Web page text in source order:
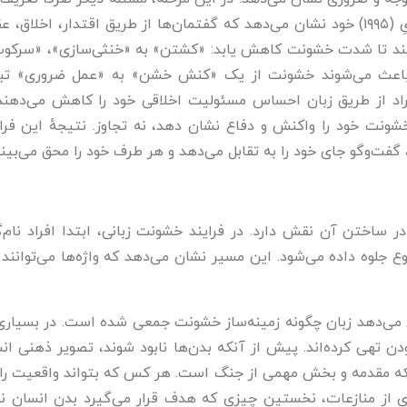
تئو ون لیون در کتاب تحلیل گفتمان انتقادیِ (۱۹۹۵) خود نشان می‌دهد که گفتمان‌ها از
تا شدت خشونت کاهش یابد: «کشتن» به «خنثی‌سازی»،
از طریق زبان احساس مسئولیت اخلاقی خود را کاهش
خود را واکنش و دفاع نشان دهد، نه تجاوز. نتیجهٔ این
جای خود را به تقابل می‌دهد و هر طرف خود را محق
ساختن آن نقش دارد. در فرایند خشونت زبانی، ابتدا افراد
داده می‌شود. این مسیر نشان می‌دهد که واژه‌ها می‌توانند
می‌دهد زبان چگونه زمینه‌ساز خشونت جمعی شده است. در
تهی کرده‌اند. پیش از آنکه بدن‌ها نابود شوند، تصویر ذهنی
مقدمه و بخش مهمی از جنگ است. هر کس که بتواند واقعیت را
از منازعات، نخستین چیزی که هدف قرار می‌گیرد بدن انسان